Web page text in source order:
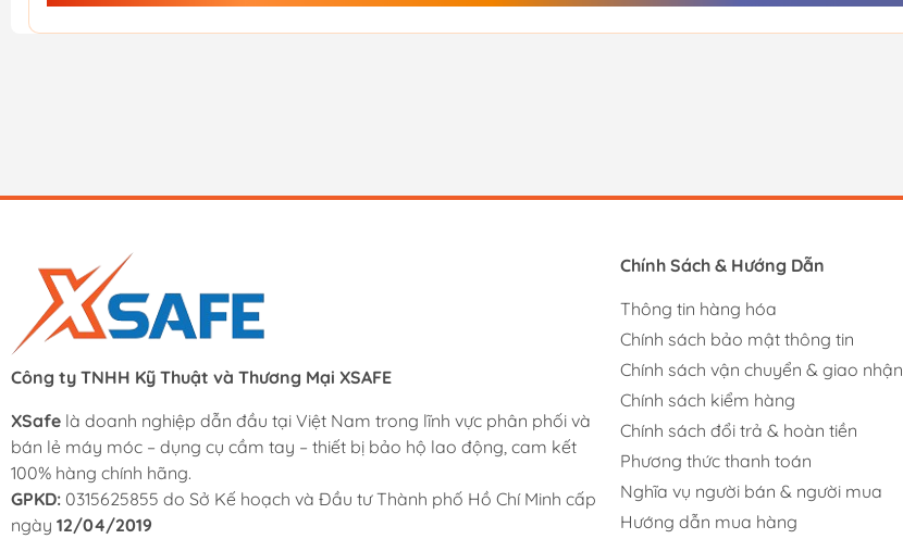
Công ty TNHH Kỹ Thuật và Thương Mại XSAFE
XSafe là doanh nghiệp dẫn đầu tại Việt Nam trong lĩnh vực phân phối và
bán lẻ máy móc – dụng cụ cầm tay – thiết bị bảo hộ lao động, cam kết
100% hàng chính hãng.
GPKD: 0315625855 do Sở Kế hoạch và Đầu tư Thành phố Hồ Chí Minh cấp
ngày 12/04/2019
Chính Sách & Hướng Dẫn
Thông tin hàng hóa
Chính sách bảo mật thông tin
Chính sách vận chuyển & giao nhận
Chính sách kiểm hàng
Chính sách đổi trả & hoàn tiền
Phương thức thanh toán
Nghĩa vụ người bán & người mua
Hướng dẫn mua hàng